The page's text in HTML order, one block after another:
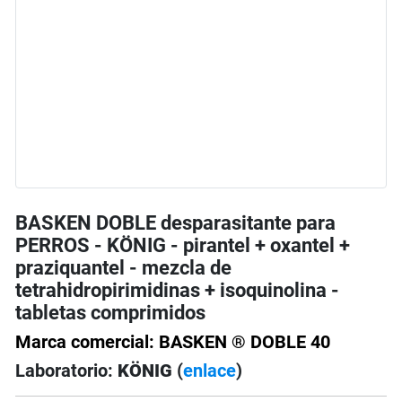
BASKEN DOBLE desparasitante para
PERROS - KÖNIG - pirantel + oxantel +
praziquantel - mezcla de
tetrahidropirimidinas + isoquinolina -
tabletas comprimidos
Marca comercial: BASKEN ® DOBLE 40
Laboratorio: KÖNIG (enlace)